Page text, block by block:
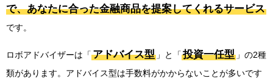
で、あなたに合った金融商品を提案してくれるサービス
です。
ロボアドバイザーは「 アドバイス型 」と「 投資一任型 」の2種
類があります。アドバイス型は手数料がかからないことが多いです